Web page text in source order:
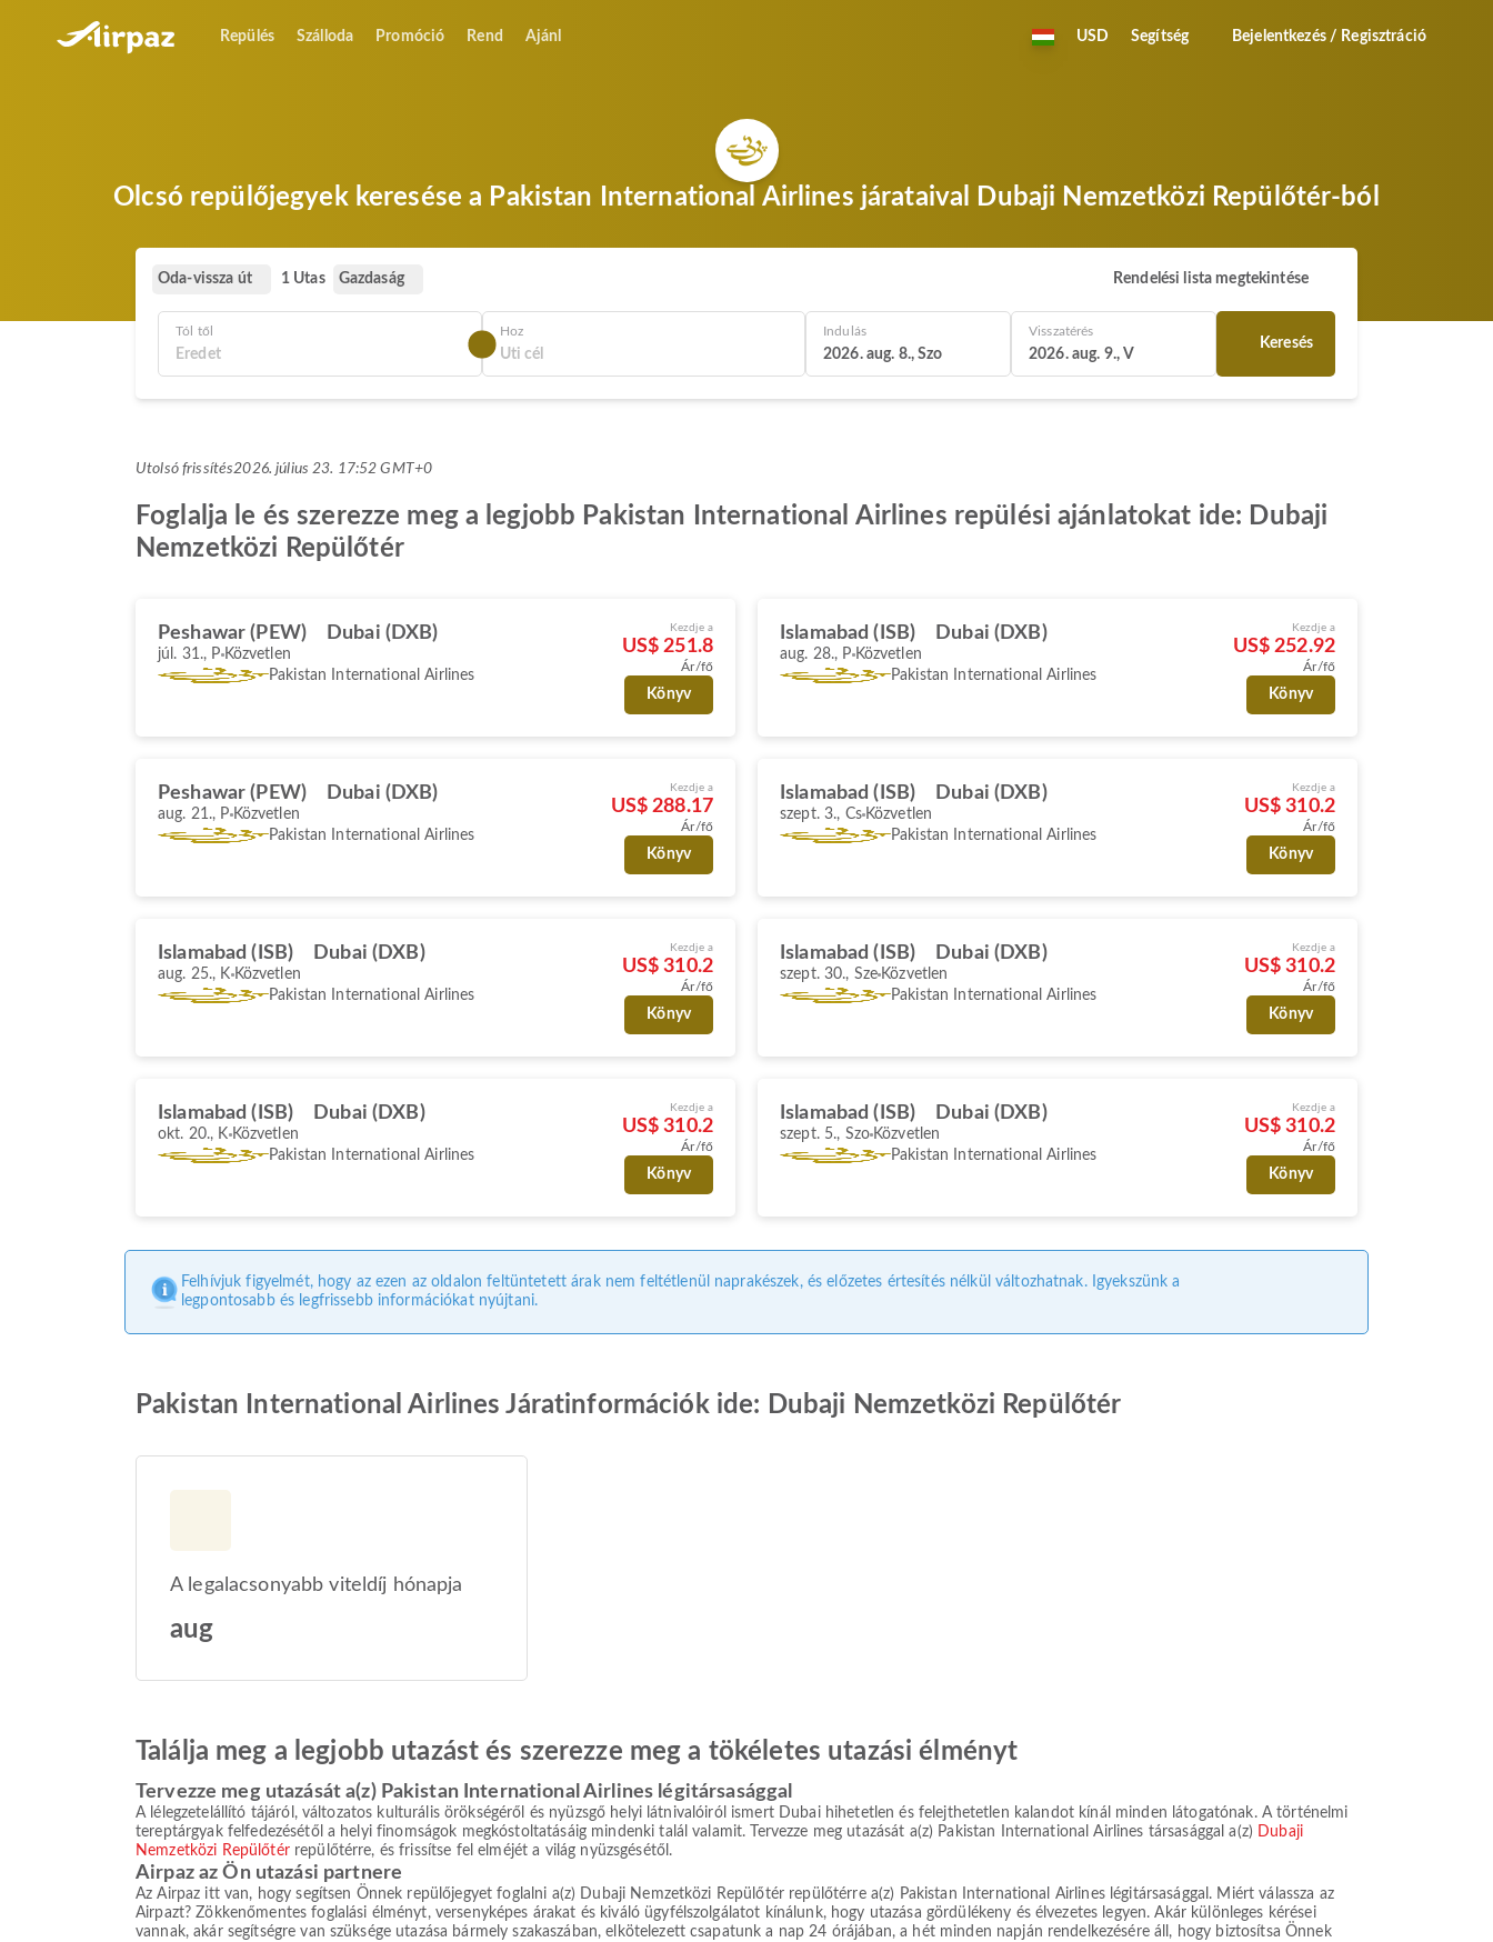
Repülés Szálloda Promóció Rend Ajánl USD Segítség Bejelentkezés / Regisztráció
Olcsó repülőjegyek keresése a Pakistan International Airlines járataival Dubaji Nemzetközi Repülőtér-ból
Oda-vissza út 1 Utas Gazdaság Rendelési lista megtekintése
Tól től Hoz Indulás
2026. aug. 8., Szo
Visszatérés
2026. aug. 9., V
Keresés
Utolsó frissítés2026. július 23. 17:52 GMT+0
Foglalja le és szerezze meg a legjobb Pakistan International Airlines repülési ajánlatokat ide: Dubaji
Nemzetközi Repülőtér
Peshawar (PEW) Dubai (DXB)
júl. 31., P Közvetlen
Pakistan International Airlines
Kezdje a
US$ 251.8
Ár/fő
Könyv
Islamabad (ISB) Dubai (DXB)
aug. 28., P Közvetlen
Pakistan International Airlines
Kezdje a
US$ 252.92
Ár/fő
Könyv
Peshawar (PEW) Dubai (DXB)
aug. 21., P Közvetlen
Pakistan International Airlines
Kezdje a
US$ 288.17
Ár/fő
Könyv
Islamabad (ISB) Dubai (DXB)
szept. 3., Cs Közvetlen
Pakistan International Airlines
Kezdje a
US$ 310.2
Ár/fő
Könyv
Islamabad (ISB) Dubai (DXB)
aug. 25., K Közvetlen
Pakistan International Airlines
Kezdje a
US$ 310.2
Ár/fő
Könyv
Islamabad (ISB) Dubai (DXB)
szept. 30., Sze Közvetlen
Pakistan International Airlines
Kezdje a
US$ 310.2
Ár/fő
Könyv
Islamabad (ISB) Dubai (DXB)
okt. 20., K Közvetlen
Pakistan International Airlines
Kezdje a
US$ 310.2
Ár/fő
Könyv
Islamabad (ISB) Dubai (DXB)
szept. 5., Szo Közvetlen
Pakistan International Airlines
Kezdje a
US$ 310.2
Ár/fő
Könyv
Felhívjuk figyelmét, hogy az ezen az oldalon feltüntetett árak nem feltétlenül naprakészek, és előzetes értesítés nélkül változhatnak. Igyekszünk a
legpontosabb és legfrissebb információkat nyújtani.
Pakistan International Airlines Járatinformációk ide: Dubaji Nemzetközi Repülőtér
A legalacsonyabb viteldíj hónapja
aug
Találja meg a legjobb utazást és szerezze meg a tökéletes utazási élményt
Tervezze meg utazását a(z) Pakistan International Airlines légitársasággal
A lélegzetelállító tájáról, változatos kulturális örökségéről és nyüzsgő helyi látnivalóiról ismert Dubai hihetetlen és felejthetetlen kalandot kínál minden látogatónak. A történelmi
tereptárgyak felfedezésétől a helyi finomságok megkóstoltatásáig mindenki talál valamit. Tervezze meg utazását a(z) Pakistan International Airlines társasággal a(z) Dubaji
Nemzetközi Repülőtérrepülőtérre, és frissítse fel elméjét a világ nyüzsgésétől.
Airpaz az Ön utazási partnere
Az Airpaz itt van, hogy segítsen Önnek repülőjegyet foglalni a(z) Dubaji Nemzetközi Repülőtér repülőtérre a(z) Pakistan International Airlines légitársasággal. Miért válassza az
Airpazt? Zökkenőmentes foglalási élményt, versenyképes árakat és kiváló ügyfélszolgálatot kínálunk, hogy utazása gördülékeny és élvezetes legyen. Akár különleges kérései
vannak, akár segítségre van szüksége utazása bármely szakaszában, elkötelezett csapatunk a nap 24 órájában, a hét minden napján rendelkezésére áll, hogy biztosítsa Önnek